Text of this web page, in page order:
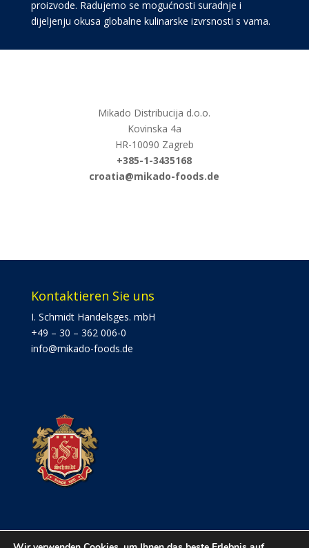
proizvode. Radujemo se mogućnosti suradnje i
dijeljenju okusa globalne kulinarske izvrsnosti s vama.
Mikado Distribucija d.o.o.
Kovinska 4a
HR-10090 Zagreb
+385-1-3435168
croatia@mikado-foods.de
Kontaktieren Sie uns
I. Schmidt Handelsges. mbH
+49 – 30 – 362 006-0
info@mikado-foods.de